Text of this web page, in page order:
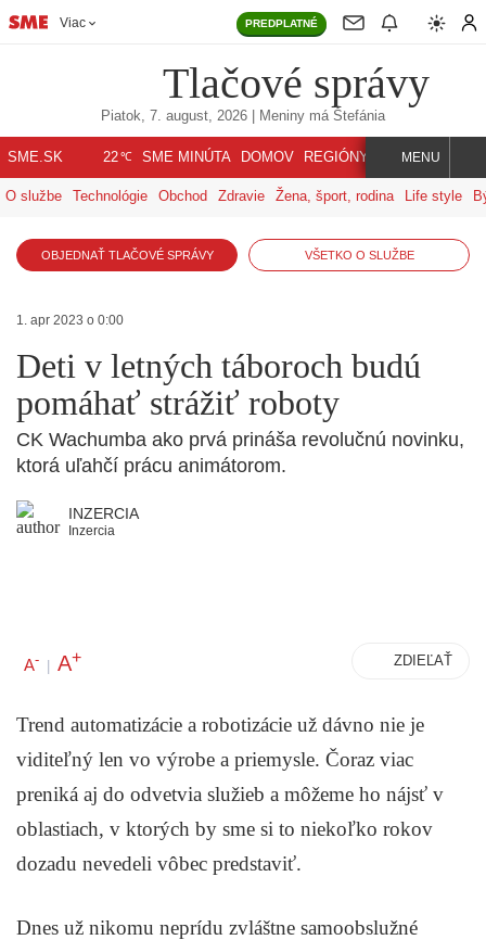
Viac PREDPLATNÉ
Tlačové správy
Piatok, 7. august, 2026 | Meniny má Štefánia
SME.SK 22℃ SME MINÚTA DOMOV REGIÓNY INDEX SVET
MENU
O službe Technológie Obchod Zdravie Žena, šport, rodina Life style
OBJEDNAŤ TLAČOVÉ SPRÁVY VŠETKO O SLUŽBE
1. apr 2023 o 0:00
Deti v letných táboroch budú
pomáhať strážiť roboty
CK Wachumba ako prvá prináša revolučnú novinku,
ktorá uľahčí prácu animátorom.
INZERCIA
Inzercia
A- | A+ ZDIEĽAŤ
Trend automatizácie a robotizácie už dávno nie je
viditeľný len vo výrobe a priemysle. Čoraz viac
preniká aj do odvetvia služieb a môžeme ho nájsť v
oblastiach, v ktorých by sme si to niekoľko rokov
dozadu nevedeli vôbec predstaviť.
Dnes už nikomu neprídu zvláštne samoobslužné